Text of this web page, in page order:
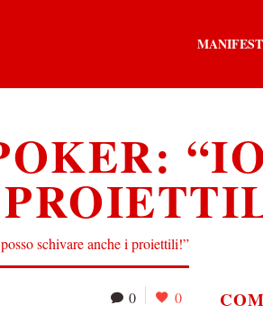
schivare anche i proiettili!”
0 0